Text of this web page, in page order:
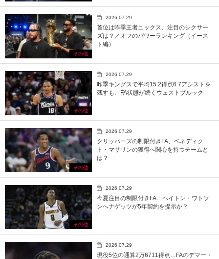
その他
2026.07.29
首位は昨季王者ニックス、注目のシクサー
ズは？／オフのパワーランキング（イース
ト編）
その他
2026.07.29
昨季キングスで平均15.2得点6.7アシストを
残すも、FA状態が続くウェストブルック
その他
2026.07.29
クリッパーズの制限付きFA、ベネディク
ト・マサリンの獲得へ関心を持つチームと
は？
その他
2026.07.29
今夏注目の制限付きFA…ペイトン・ワトソ
ンへナゲッツが5年契約を提示か？
2026.07.29
現役5位の通算2万6711得点…FAのデマー・